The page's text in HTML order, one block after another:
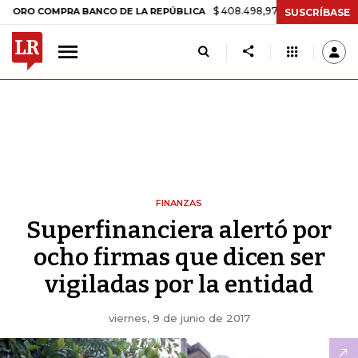
BANCO DE LA REPÚBLICA $ 408.498,97 +$ 8.753,81 +2,19%
SUSCRÍBASE
FINANZAS
Superfinanciera alertó por
ocho firmas que dicen ser
vigiladas por la entidad
viernes, 9 de junio de 2017